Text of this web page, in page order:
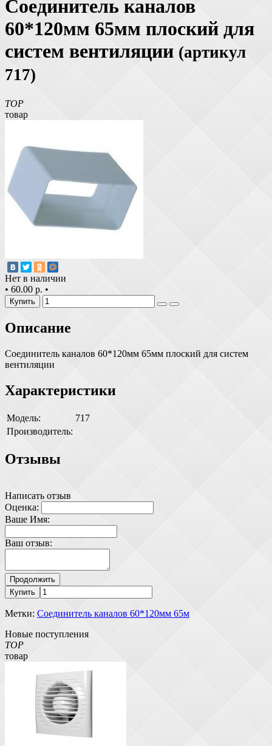
Соединитель каналов
60*120мм 65мм плоский для
систем вентиляции (артикул
717)
TOP
товар
Нет в наличии
• 60.00 р. •
Купить
Описание
Соединитель каналов 60*120мм 65мм плоский для систем
вентиляции
Характеристики
Модель:
717
Производитель:
Отзывы
Написать отзыв
Оценка:
Ваше Имя:
Ваш отзыв:
Продолжить
Купить
Метки: Соединитель каналов 60*120мм 65м
Новые поступления
TOP
товар